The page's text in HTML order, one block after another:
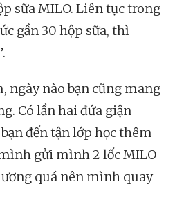
sữa MILO. Liên tục trong
gần 30 hộp sữa, thì
ngày nào bạn cũng mang
Có lần hai đứa giận
đến tận lớp học thêm
gửi mình 2 lốc MILO
quá nên mình quay